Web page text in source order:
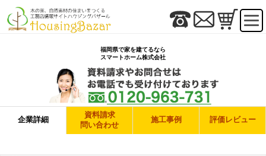
福岡県で家を建てるなら
スマートホーム株式会社
企業詳細
資料請求
問い合わせ
施工事例 評価レビュー